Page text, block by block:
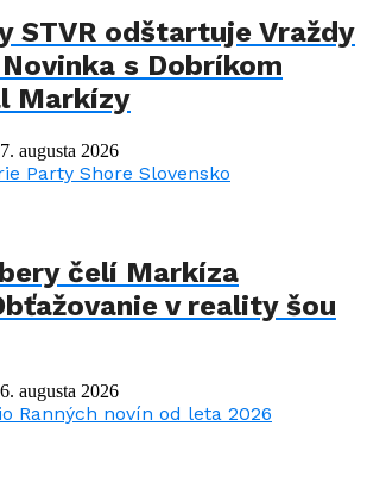
STVR odštartuje Vraždy
s Dobríkom
Markízy
7. augusta 2026
čelí Markíza
v reality šou
6. augusta 2026